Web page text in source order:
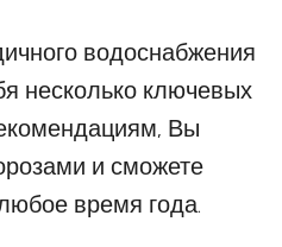
водоснабжения
несколько ключевых
Вы
и сможете
время года.